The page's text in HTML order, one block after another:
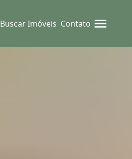
Buscar Imóveis Contato